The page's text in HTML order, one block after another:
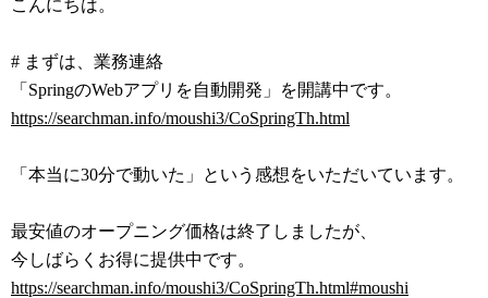
こんにちは。
# まずは、業務連絡
「SpringのWebアプリを自動開発」を開講中です。
https://searchman.info/moushi3/CoSpringTh.html
「本当に30分で動いた」という感想をいただいています。
最安値のオープニング価格は終了しましたが、
今しばらくお得に提供中です。
https://searchman.info/moushi3/CoSpringTh.html#moushi